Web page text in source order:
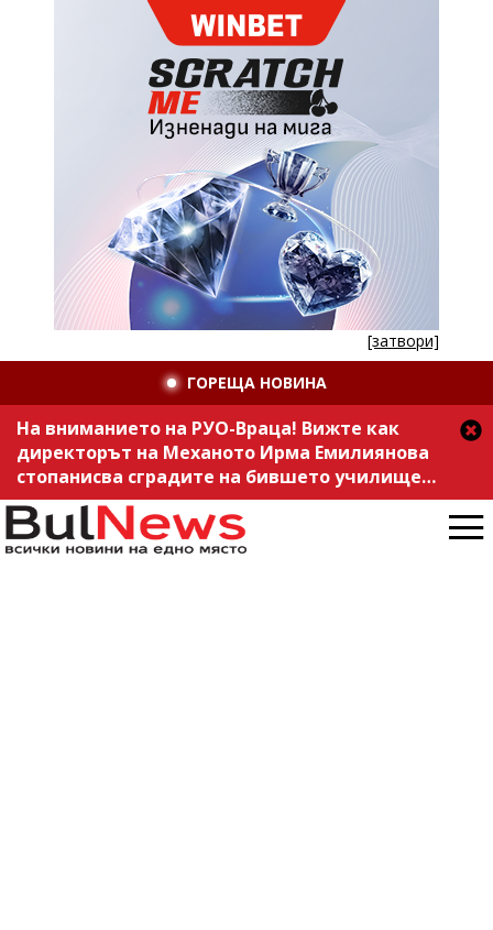
[затвори]
ГОРЕЩА НОВИНА
На вниманието на РУО-Враца! Вижте как
директорът на Механото Ирма Емилиянова
стопанисва сградите на бившето училище
„Антон Иванов“, ситуацията е скандална /
снимки/